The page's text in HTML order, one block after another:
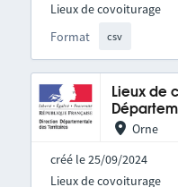
Format csv
Lieux de covoiturage
Lieux de
Orne
créé le 25/09/2024
Lieux de covoiturage